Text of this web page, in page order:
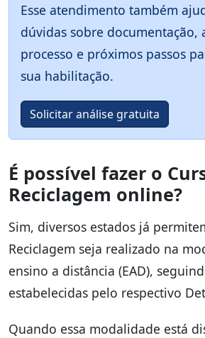
Esse atendimento também
dúvidas sobre documentação,
processo e próximos passos
sua habilitação.
Solicitar análise gratuita
É possível fazer o
Reciclagem online?
Sim, diversos estados já
Reciclagem seja realizado na
ensino a distância (EAD),
estabelecidas pelo respectivo
Quando essa modalidade está